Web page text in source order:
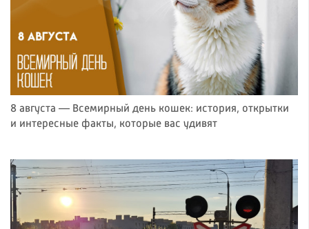
8 августа — Всемирный день кошек: история, открытки
и интересные факты, которые вас удивят